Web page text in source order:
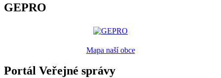
GEPRO
Mapa naší obce
Portál Veřejné správy